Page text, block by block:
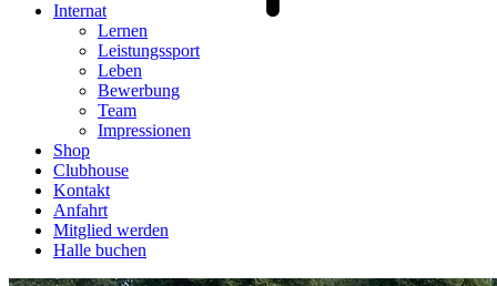
Internat
Lernen
Leistungssport
Leben
Bewerbung
Team
Impressionen
Shop
Clubhouse
Kontakt
Anfahrt
Mitglied werden
Halle buchen